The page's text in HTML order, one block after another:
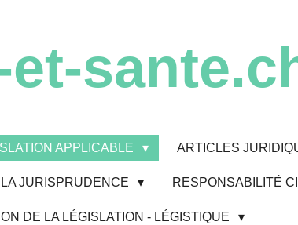
APPLICABLE ARTICLES
JURISPRUDENCE RESPONSABILITÉ
DE LA LÉGISLATION - LÉGISTIQUE